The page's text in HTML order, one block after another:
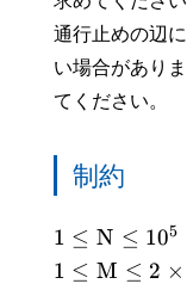
通行止めの辺
い場合があり
てください。
制約
1 ≤ N ≤ 105
1 ≤ M ≤ 2 ×